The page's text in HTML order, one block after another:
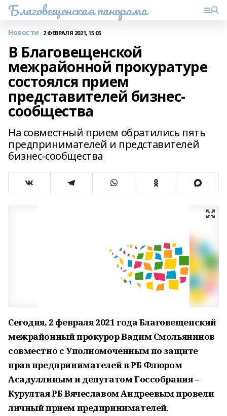
Благовещенская панорама
Новости 2 ФЕВРАЛЯ 2021, 15:05
В Благовещенской
межрайонной прокуратуре
состоялся прием
представителей бизнес-
сообщества
На совместный прием обратились пять
предпринимателей и представителей
бизнес-сообщества
Сегодня, 2 февраля 2021 года Благовещенский
межрайонный прокурор Вадим Смольянинов
совместно с Уполномоченным по защите
прав предпринимателей в РБ Флюром
Асадуллиным и депутатом Госсобрания –
Курултая РБ Вячеславом Андреевым провели
личный прием предпринимателей.